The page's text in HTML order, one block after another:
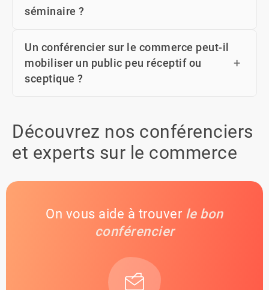
séminaire ?
Un conférencier sur le commerce peut-il
mobiliser un public peu réceptif ou
sceptique ?
Découvrez nos conférenciers
et experts sur le commerce
On vous aide à trouver le bon
conférencier